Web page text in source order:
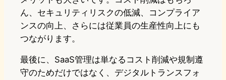
ん、セキュリティリスクの低減、コンプライア
ンスの向上、さらには従業員の生産性向上にも
つながります。
最後に、SaaS管理は単なるコスト削減や規制遵
守のためだけではなく、デジタルトランスフォ